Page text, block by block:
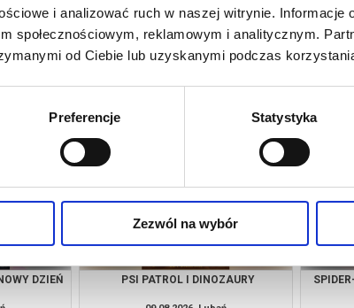
i analizować ruch w naszej witrynie.
społecznościowym, reklamowym i analitycznym.
od Ciebie lub uzyskanymi podczas
Preferencje Statystyka
Zezwól na wybór
kup bilet
SPIDER-MAN. CAŁKIEM NOWY DZIEŃ
kup bilet
DZIEŃ
PSI PATROL I DINOZAURY